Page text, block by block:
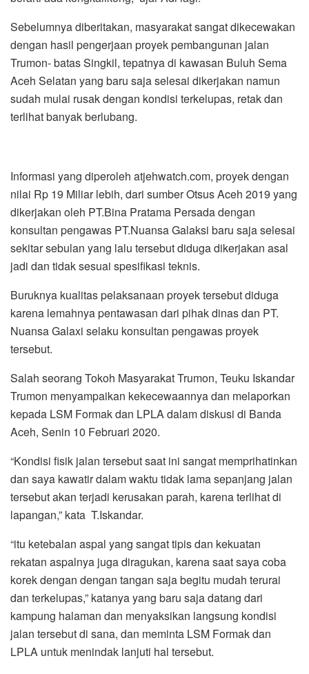
Sebelumnya diberitakan, masyarakat sangat dikecewakan
dengan hasil pengerjaan proyek pembangunan jalan
Trumon- batas Singkil, tepatnya di kawasan Buluh Sema
Aceh Selatan yang baru saja selesai dikerjakan namun
sudah mulai rusak dengan kondisi terkelupas, retak dan
terlihat banyak berlubang.
Informasi yang diperoleh atjehwatch.com, proyek dengan
nilai Rp 19 Miliar lebih, dari sumber Otsus Aceh 2019 yang
dikerjakan oleh PT.Bina Pratama Persada dengan
konsultan pengawas PT.Nuansa Galaksi baru saja selesai
sekitar sebulan yang lalu tersebut diduga dikerjakan asal
jadi dan tidak sesuai spesifikasi teknis.
Buruknya kualitas pelaksanaan proyek tersebut diduga
karena lemahnya pentawasan dari pihak dinas dan PT.
Nuansa Galaxi selaku konsultan pengawas proyek
tersebut.
Salah seorang Tokoh Masyarakat Trumon, Teuku Iskandar
Trumon menyampaikan kekecewaannya dan melaporkan
kepada LSM Formak dan LPLA dalam diskusi di Banda
Aceh, Senin 10 Februari 2020.
“Kondisi fisik jalan tersebut saat ini sangat memprihatinkan
dan saya kawatir dalam waktu tidak lama sepanjang jalan
tersebut akan terjadi kerusakan parah, karena terlihat di
lapangan,” kata T.Iskandar.
“itu ketebalan aspal yang sangat tipis dan kekuatan
rekatan aspalnya juga diragukan, karena saat saya coba
korek dengan dengan tangan saja begitu mudah terurai
dan terkelupas,” katanya yang baru saja datang dari
kampung halaman dan menyaksikan langsung kondisi
jalan tersebut di sana, dan meminta LSM Formak dan
LPLA untuk menindak lanjuti hal tersebut.